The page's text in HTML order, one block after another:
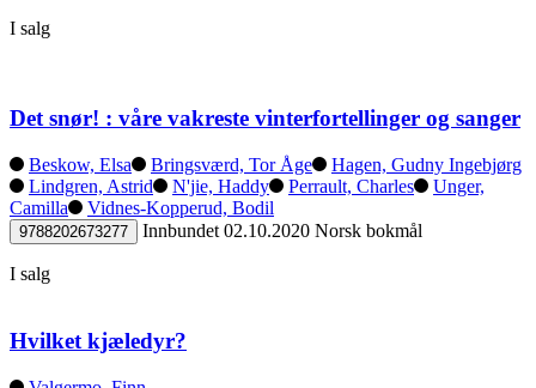
I salg
Det snør! : våre vakreste vinterfortellinger og sanger
Beskow, Elsa Bringsværd, Tor Åge
Hagen, Gudny Ingebjørg
Lindgren, Astrid
N'jie, Haddy Perrault, Charles
Unger,
Camilla
Vidnes-Kopperud, Bodil
9788202673277 Innbundet 02.10.2020 Norsk bokmål
I salg
Hvilket kjæledyr?